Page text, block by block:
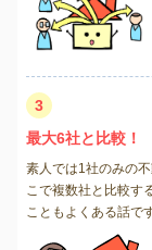
3
最大6社と比較！
素人では1社のみの
こで複数社と比較す
こともよくある話です